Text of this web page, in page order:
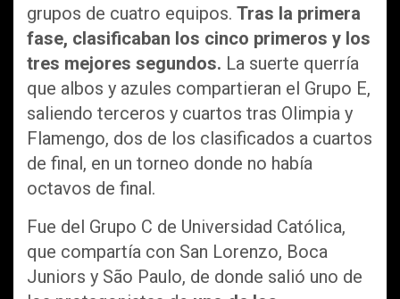
grupos de cuatro equipos. Tras la primera
fase, clasificaban los cinco primeros y los
tres mejores segundos. La suerte querría
que albos y azules compartieran el Grupo E,
saliendo terceros y cuartos tras Olimpia y
Flamengo, dos de los clasificados a cuartos
de final, en un torneo donde no había
octavos de final.
Fue del Grupo C de Universidad Católica,
que compartía con San Lorenzo, Boca
Juniors y São Paulo, de donde salió uno de